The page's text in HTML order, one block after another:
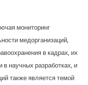
мониторинг
медорганизаций,
в кадрах, их
научных разработках, и
также является темой